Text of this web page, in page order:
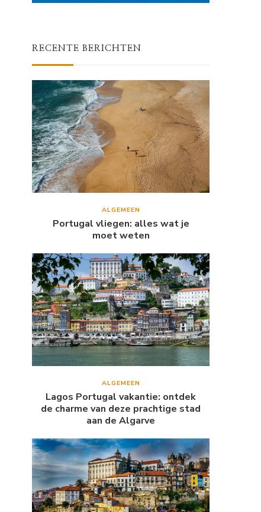
RECENTE BERICHTEN
ALGEMEEN
Portugal vliegen: alles wat je
moet weten
ALGEMEEN
Lagos Portugal vakantie: ontdek
de charme van deze prachtige stad
aan de Algarve